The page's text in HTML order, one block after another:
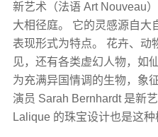
新艺术（法语 Art Nouveau
大相径庭。 它的灵感源自大
表现形式为特点。 花卉、动
见，还有各类虚幻人物，如
为充满异国情调的生物，象
演员 Sarah Bernhardt 是新
Lalique 的珠宝设计也是这种